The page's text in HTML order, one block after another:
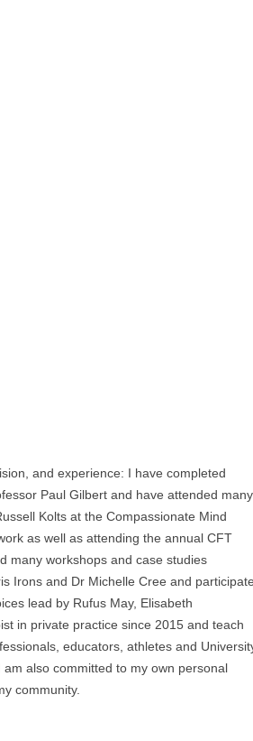
and experience: I have completed
Paul Gilbert and have attended many
Kolts at the Compassionate Mind
as well as attending the annual CFT
many workshops and case studies
Irons and Dr Michelle Cree and participate
lead by Rufus May, Elisabeth
in private practice since 2015 and teach
educators, athletes and
also committed to my own personal
community.